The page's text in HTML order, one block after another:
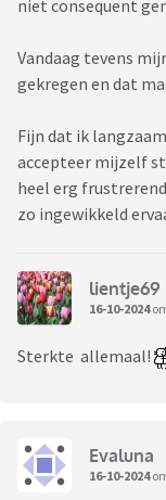
niet consequent
Vandaag tevens
gekregen en dat
Fijn dat ik
accepteer mijzelf
heel erg
zo ingewikkeld
lientje69
16-10-2024
Sterkte allemaal!
Evaluna
16-10-2024